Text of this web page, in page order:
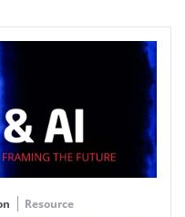
Resource